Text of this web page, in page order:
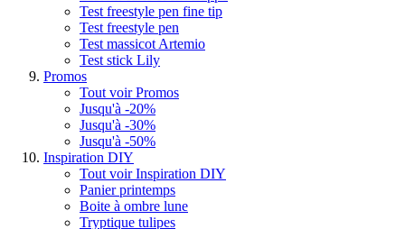
Test freestyle pen fine tip
Test freestyle pen
Test massicot Artemio
Test stick Lily
Promos
Tout voir Promos
Jusqu'à -20%
Jusqu'à -30%
Jusqu'à -50%
Inspiration DIY
Tout voir Inspiration DIY
Panier printemps
Boite à ombre lune
Tryptique tulipes